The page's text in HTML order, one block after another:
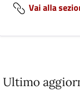
Vai alla
Ultimo